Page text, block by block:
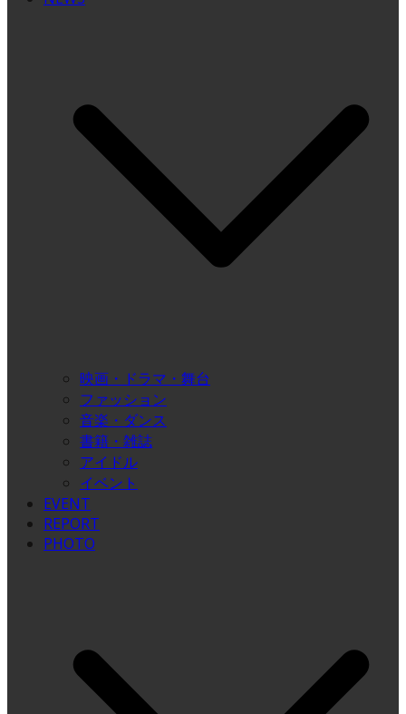
映画・ドラマ・舞台
ファッション
音楽・ダンス
書籍・雑誌
アイドル
イベント
EVENT
REPORT
PHOTO